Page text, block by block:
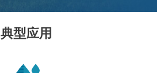
典型应用